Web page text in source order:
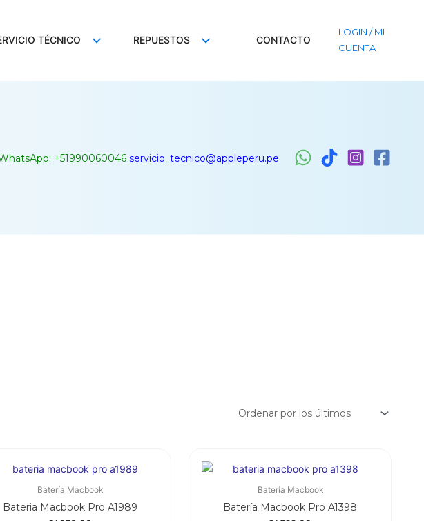
TÉCNICO REPUESTOS CONTACTO
LOGIN / MI
CUENTA
+51990060046 servicio_tecnico@appleperu.pe
Batería Macbook
Bateria Macbook Pro A1989
Batería Macbook
Batería Macbook Pro A1398